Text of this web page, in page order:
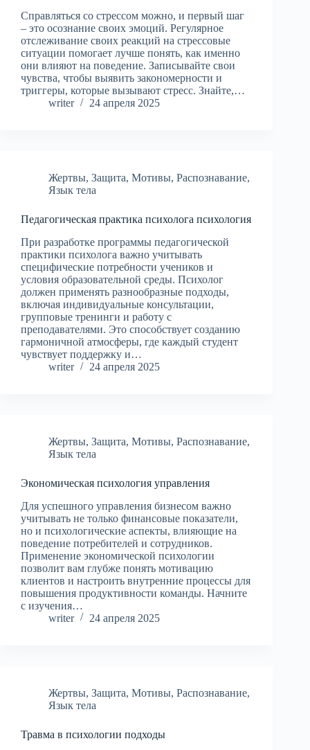
Справляться со стрессом можно, и первый шаг
– это осознание своих эмоций. Регулярное
отслеживание своих реакций на стрессовые
ситуации помогает лучше понять, как именно
они влияют на поведение. Записывайте свои
чувства, чтобы выявить закономерности и
триггеры, которые вызывают стресс. Знайте,…
writer
24 апреля 2025
Жертвы, Защита, Мотивы, Распознавание,
Язык тела
Педагогическая практика психолога психология
При разработке программы педагогической
практики психолога важно учитывать
специфические потребности учеников и
условия образовательной среды. Психолог
должен применять разнообразные подходы,
включая индивидуальные консультации,
групповые тренинги и работу с
преподавателями. Это способствует созданию
гармоничной атмосферы, где каждый студент
чувствует поддержку и…
writer
24 апреля 2025
Жертвы, Защита, Мотивы, Распознавание,
Язык тела
Экономическая психология управления
Для успешного управления бизнесом важно
учитывать не только финансовые показатели,
но и психологические аспекты, влияющие на
поведение потребителей и сотрудников.
Применение экономической психологии
позволит вам глубже понять мотивацию
клиентов и настроить внутренние процессы для
повышения продуктивности команды. Начните
с изучения…
writer
24 апреля 2025
Жертвы, Защита, Мотивы, Распознавание,
Язык тела
Травма в психологии подходы